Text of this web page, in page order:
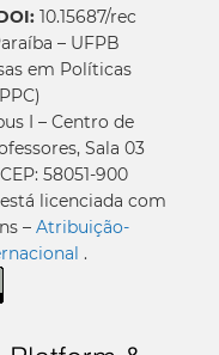
10.15687/rec
– UFPB
em Políticas
I – Centro de
Sala 03
58051-900
está licenciada com
– Atribuição-
.